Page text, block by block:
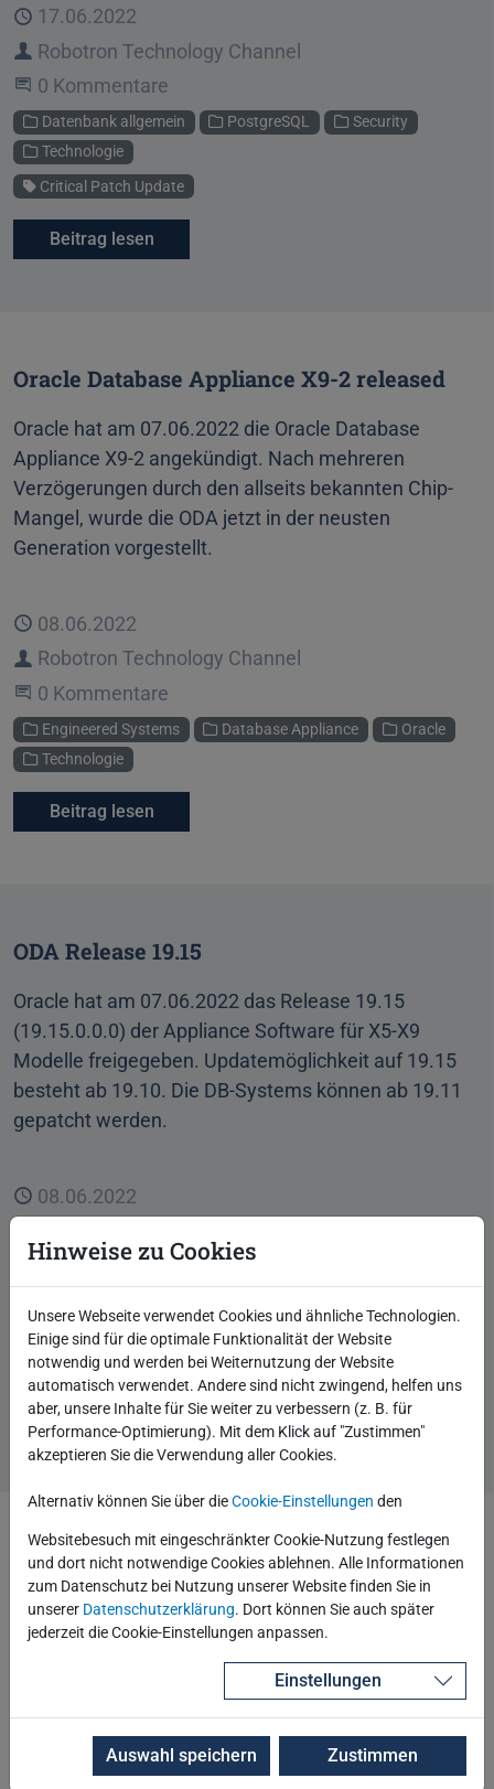
Veröffentlicht
17.06.2022
Autor
Robotron Technology Channel
Beginne eine Unterhaltung
0 Kommentare
Kategorien
Datenbank allgemein PostgreSQL
Security
Technologie
Schlagwort
Critical Patch Update
Beitrag lesen
Oracle Database Appliance X9-2 released
Oracle hat am 07.06.2022 die Oracle Database
Appliance X9-2 angekündigt. Nach mehreren
Verzögerungen durch den allseits bekannten Chip-
Mangel, wurde die ODA jetzt in der neusten
Generation vorgestellt.
Veröffentlicht
08.06.2022
Autor
Robotron Technology Channel
Beginne eine Unterhaltung
0 Kommentare
Kategorien
Engineered Systems Database Appliance
Oracle
Technologie
Beitrag lesen
ODA Release 19.15
Oracle hat am 07.06.2022 das Release 19.15
(19.15.0.0.0) der Appliance Software für X5-X9
Modelle freigegeben. Updatemöglichkeit auf 19.15
besteht ab 19.10. Die DB-Systems können ab 19.11
gepatcht werden.
Veröffentlicht
08.06.2022
Beginne eine Unterhaltung
0 Kommentare
Technologie
Schlagwort
Patching / Upgrades
Beitrag lesen
zurück zur Archivübersicht
Blog über RSS abonnieren
Letzte Blogbeiträge
MERGE und nie wieder ORA-00001? Doch!
Hinweise zu Cookies
Unsere Webseite verwendet Cookies und ähnliche Technologien.
Einige sind für die optimale Funktionalität der Website
notwendig und werden bei Weiternutzung der Website
automatisch verwendet. Andere sind nicht zwingend, helfen uns
aber, unsere Inhalte für Sie weiter zu verbessern (z. B. für
Performance-Optimierung). Mit dem Klick auf "Zustimmen"
akzeptieren Sie die Verwendung aller Cookies.
Alternativ können Sie über dieCookie-Einstellungen den
Websitebesuch mit eingeschränkter Cookie-Nutzung festlegen
und dort nicht notwendige Cookies ablehnen. Alle Informationen
zum Datenschutz bei Nutzung unserer Website finden Sie in
unserer Datenschutzerklärung. Dort können Sie auch später
jederzeit die Cookie-Einstellungen anpassen.
Einstellungen
Auswahl speichern Zustimmen